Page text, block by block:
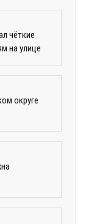
чёткие
на улице
округе